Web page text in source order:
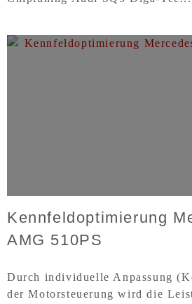
Kennfeldoptimierung
AMG 510PS
Durch individuelle Anpassung
der Motorsteuerung wird die